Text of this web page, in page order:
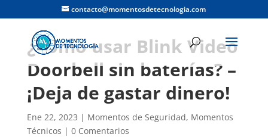
contacto@momentosdetecnologia.com
¿Cómo usar Blink Video
Doorbell sin baterías? –
¡Deja de gastar dinero!
Ene 22, 2023 | Momentos de Seguridad, Momentos
Técnicos | 0 Comentarios